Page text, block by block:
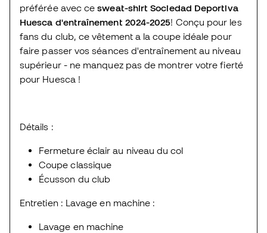
préférée avec cesweat-shirt Sociedad Deportiva
Huesca d'entraînement 2024-2025! Conçu pour les
fans du club, ce vêtement a la coupe idéale pour
faire passer vos séances d'entraînement au niveau
supérieur - ne manquez pas de montrer votre fierté
pour Huesca !
Détails :
Fermeture éclair au niveau du col
Coupe classique
Écusson du club
Entretien : Lavage en machine :
Lavage en machine